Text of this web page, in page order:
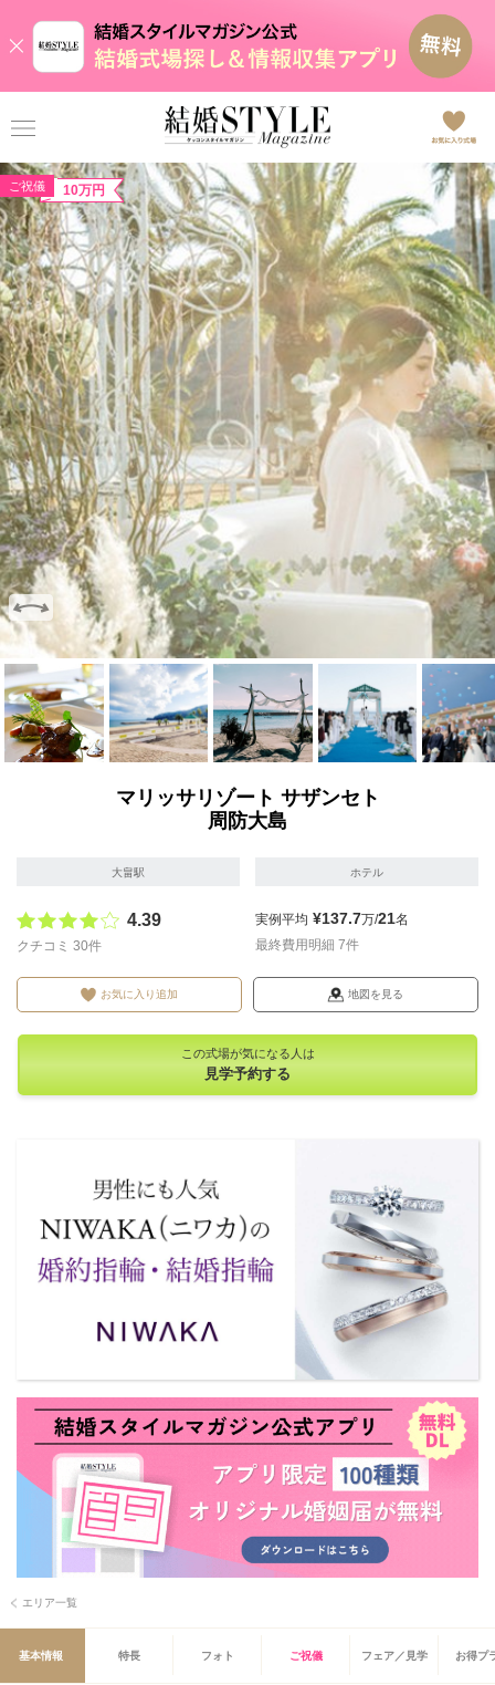
ご祝儀 10万円
マリッサリゾート サザンセト
周防大島
大畠駅 ホテル
4.39
クチコミ 30件
実例平均 ¥137.7万/21名
最終費用明細 7件
お気に入り追加 地図を見る
この式場が気になる人は
見学予約する
エリア一覧
基本情報 特長 フォト ご祝儀 フェア／見学 お得プ